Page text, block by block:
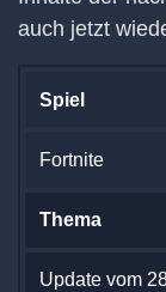
auch jetzt
Spiel
Fortnite
Thema
Update vom